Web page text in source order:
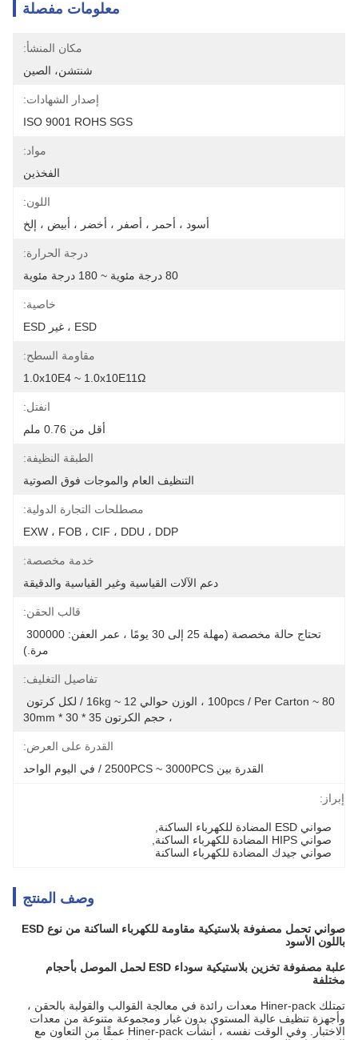
معلومات مفصلة
مكان المنشأ:
شنتشن، الصين
إصدار الشهادات:
ISO 9001 ROHS SGS
مواد:
الفخذين
اللون:
أسود ، أحمر ، أصفر ، أخضر ، أبيض ، إلخ
درجة الحرارة:
80 درجة مئوية ~ 180 درجة مئوية
خاصية:
ESD ، غير ESD
مقاومة السطح:
1.0x10E4 ~ 1.0x10E11Ω
انفتل:
أقل من 0.76 ملم
الطبقة النظيفة:
التنظيف العام والموجات فوق الصوتية
مصطلحات التجارة الدولية:
EXW ، FOB ، CIF ، DDU ، DDP
خدمة مخصصة:
دعم الآلات القياسية وغير القياسية والدقيقة
قالب الحقن:
تحتاج حالة مخصصة (مهلة 25 إلى 30 يومًا ، عمر العفن: 300000
مرة.)
تفاصيل التغليف:
80 ~ 100pcs / Per Carton ، الوزن حوالي 12 ~ 16kg / لكل كرتون
، حجم الكرتون 35 * 30 * 30mm
القدرة على العرض:
القدرة بين 2500PCS ~ 3000PCS / في اليوم الواحد
إبراز:
صواني ESD المضادة للكهرباء الساكنة
,
صواني HIPS المضادة للكهرباء الساكنة
,
صواني جيدك المضادة للكهرباء الساكنة
وصف المنتج
صواني تحمل مصفوفة بلاستيكية مقاومة للكهرباء الساكنة من نوع ESD
باللون الأسود
علبة مصفوفة تخزين بلاستيكية سوداء ESD لحمل الموصل بأحجام
مختلفة
تمتلك Hiner-pack معدات رائدة في معالجة القوالب والقولبة بالحقن ،
وأجهزة تنظيف عالية المستوى بدون غبار ومجموعة متنوعة من معدات
الاختبار. وفي الوقت نفسه ، أنشأت Hiner-pack عمقًا من التعاون مع